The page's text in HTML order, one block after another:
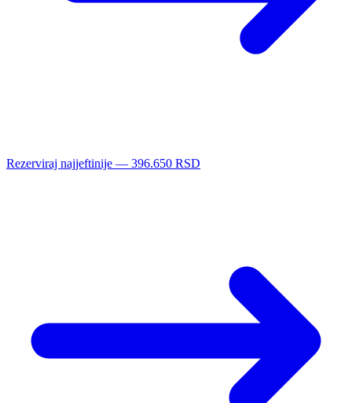
Rezerviraj najjeftinije — 396.650 RSD